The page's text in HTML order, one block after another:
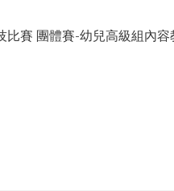
比賽 團體賽-幼兒高級組內容